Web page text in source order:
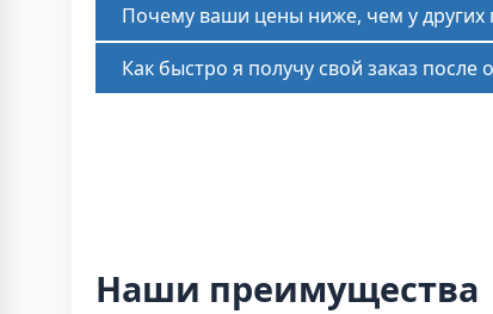
Почему ваши цены ниже, чем у других
Как быстро я получу свой заказ после
Наши преимущества